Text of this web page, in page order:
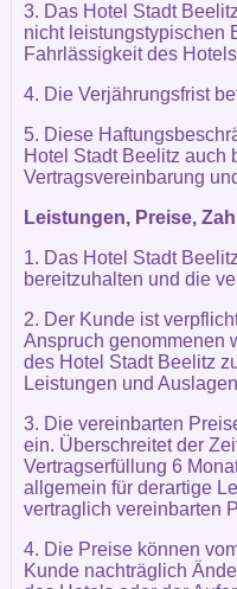
3. Das Hotel Stadt
nicht leistungstypischen
Fahrlässigkeit des
4. Die Verjährungsfrist
5. Diese
Hotel Stadt Beelitz auch
Vertragsvereinbarung
Leistungen, Preise,
1. Das Hotel Stadt
bereitzuhalten und die
2. Der Kunde ist
Anspruch genommenen
des Hotel Stadt Beelitz
Leistungen und
3. Die vereinbarten
ein. Überschreitet der
Vertragserfüllung 6
allgemein für derartige
vertraglich vereinbarten
4. Die Preise können
Kunde nachträglich